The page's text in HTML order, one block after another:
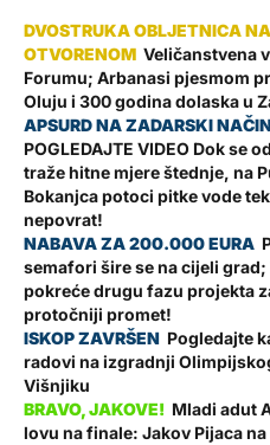
Veličanstvena
Forumu; Arbanasi pjesmom
Oluju i 300 godina dolaska u
POGLEDAJTE VIDEO Dok se
traže hitne mjere štednje, na
Bokanjca potoci pitke vode
nepovrat!
semafori šire se na cijeli grad;
pokreće drugu fazu projekta
protočniji promet!
Pogledajte
radovi na izgradnji
Višnjiku
Mladi adut
lovu na finale: Jakov Pijaca